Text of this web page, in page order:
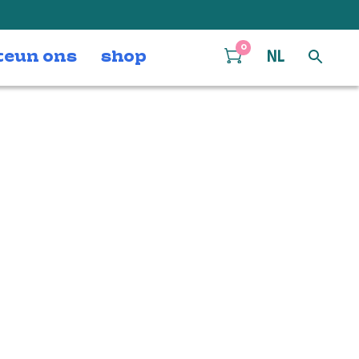
ons shop
0
NL